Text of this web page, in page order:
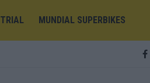
TRIAL MUNDIAL SUPERBIKES